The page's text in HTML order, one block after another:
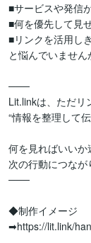
■サービスや発信
■何を優先して見
■リンクを活用し
と悩んでいません
───
Lit.linkは、ただリ
“情報を整理して
何を見ればいい
次の行動につなが
───
◆制作イメージ
➡https://lit.link/